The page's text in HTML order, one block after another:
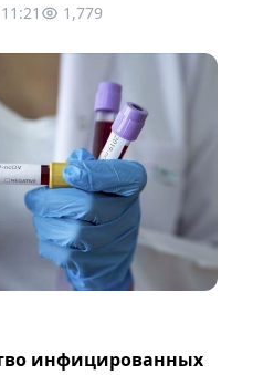
1,779
инфицированных